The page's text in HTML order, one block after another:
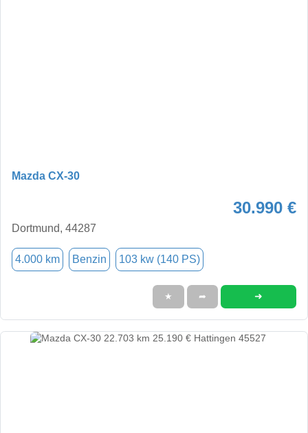
Mazda CX-30
30.990 €
Dortmund, 44287
4.000 km Benzin 103 kw (140 PS)
★ ➦ ➜